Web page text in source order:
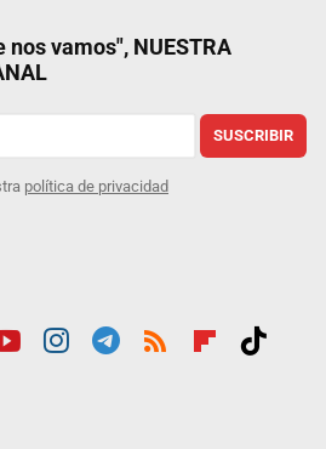
nos vamos", NUESTRA
SUSCRIBIR
política de privacidad